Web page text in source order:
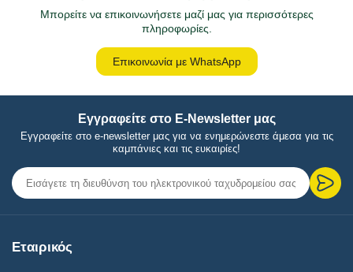
Μπορείτε να επικοινωνήσετε μαζί μας για περισσότερες
πληροφωρίες.
Επικοινωνία με WhatsApp
Εγγραφείτε στο E-Newsletter μας
Εγγραφείτε στο e-newsletter μας για να ενημερώνεστε άμεσα για τις
καμπάνιες και τις ευκαιρίες!
Εταιρικός